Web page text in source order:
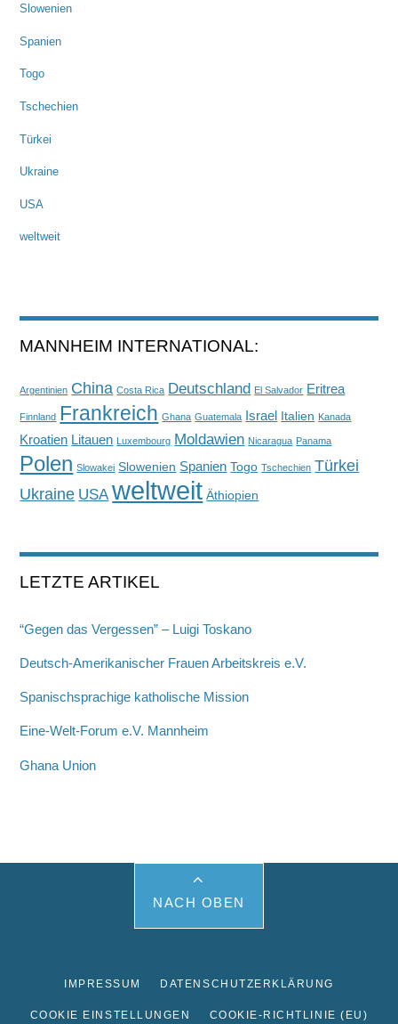
Slowenien
Spanien
Togo
Tschechien
Türkei
Ukraine
USA
weltweit
MANNHEIM INTERNATIONAL:
Argentinien China Costa Rica Deutschland El Salvador Eritrea
Finnland Frankreich Ghana Guatemala Israel Italien Kanada
Kroatien Litauen Luxembourg Moldawien Nicaragua Panama
Polen Slowakei Slowenien Spanien Togo Tschechien Türkei
Ukraine USA weltweit Äthiopien
LETZTE ARTIKEL
“Gegen das Vergessen” – Luigi Toskano
Deutsch-Amerikanischer Frauen Arbeitskreis e.V.
Spanischsprachige katholische Mission
Eine-Welt-Forum e.V. Mannheim
Ghana Union
NACH OBEN
IMPRESSUM DATENSCHUTZERKLÄRUNG
COOKIE EINSTELLUNGEN COOKIE-RICHTLINIE (EU)